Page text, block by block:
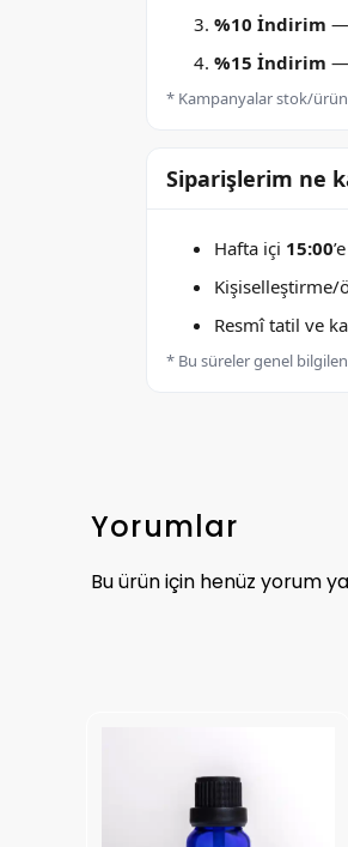
%10 İndirim —
%15 İndirim —
* Kampanyalar stok/ürün
Siparişlerim ne
Hafta içi 15:00
Kişiselleştirme/
Resmî tatil ve
* Bu süreler genel
Yorumlar
Bu ürün için henüz yorum